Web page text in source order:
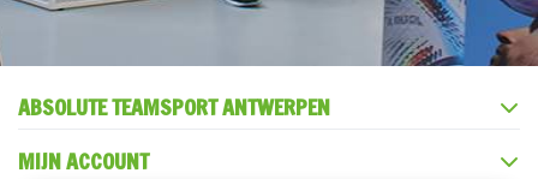
ABSOLUTE TEAMSPORT ANTWERPEN
MIJN ACCOUNT